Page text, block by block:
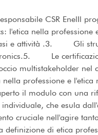
CSR EnelIl
nella
fasi e attività .3. Gli
Le
nella professione e l'etica
il modulo con una
che esula
cruciale nell'agire
definizione di etica